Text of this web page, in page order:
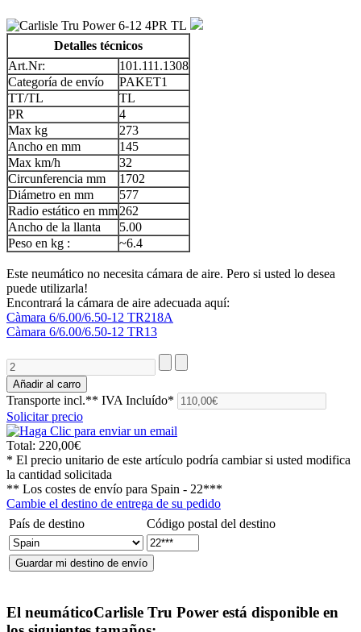
Detalles técnicos
Art.Nr:
101.111.1308
Categoría de envío
PAKET1
TT/TL
TL
PR
4
Max kg
273
Ancho en mm
145
Max km/h
32
Circunferencia mm
1702
Diámetro en mm
577
Radio estático en mm262
Ancho de la llanta
5.00
Peso en kg :
~6.4
Este neumático no necesita cámara de aire. Pero si usted lo desea
puede utilizarla!
Encontrará la cámara de aire adecuada aquí:
Càmara 6/6.00/6.50-12 TR218A
Càmara 6/6.00/6.50-12 TR13
Transporte incl.** IVA Incluído*
Solicitar precio
Total: 220,00€
* El precio unitario de este artículo podría cambiar si usted modifica
la cantidad solicitada
** Los costes de envío para Spain - 22***
Cambie el destino de entrega de su pedido
País de destino
Código postal del destino
El neumáticoCarlisle Tru Power está disponible en